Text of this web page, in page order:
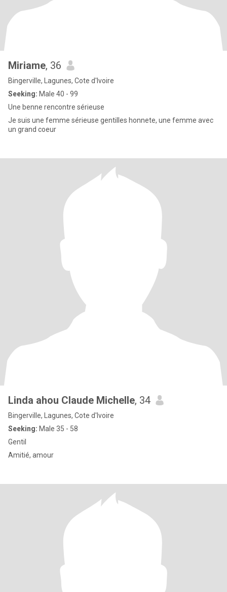
Miriame, 36
Bingerville, Lagunes, Cote d'Ivoire
Seeking: Male 40 - 99
Une benne rencontre sérieuse
Je suis une femme sérieuse gentilles honnete, une femme avec
un grand coeur
Linda ahou Claude Michelle, 34
Bingerville, Lagunes, Cote d'Ivoire
Seeking: Male 35 - 58
Gentil
Amitié, amour